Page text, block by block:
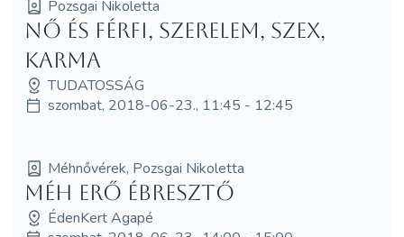
Pozsgai Nikoletta
Nő és Férfi, szerelem, szex,
karma
TUDATOSSÁG
szombat, 2018-06-23., 11:45 - 12:45
Méhnővérek, Pozsgai Nikoletta
Méh Erő Ébresztő
ÉdenKert Agapé